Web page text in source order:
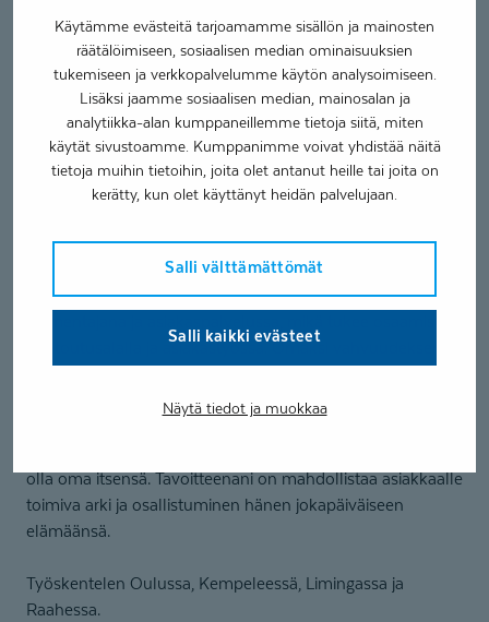
Käytämme evästeitä tarjoamamme sisällön ja mainosten
räätälöimiseen, sosiaalisen median ominaisuuksien
tukemiseen ja verkkopalvelumme käytön analysoimiseen.
Lisäksi jaamme sosiaalisen median, mainosalan ja
analytiikka-alan kumppaneillemme tietoja siitä, miten
käytät sivustoamme. Kumppanimme voivat yhdistää näitä
tietoja muihin tietoihin, joita olet antanut heille tai joita on
kerätty, kun olet käyttänyt heidän palvelujaan.
Salli välttämättömät
Salli kaikki evästeet
Näytä tiedot ja muokkaa
Toimipaikat
Coronaria kuntoutus- ja terapiapalvelut Oulu -
Lamellitalo
Kielitaito
Olen valmistunut toimintaterapeutiksi talvella 2022.
Aikaisemmin olen työskennellyt henkilökohtaisena
kuntoutusalalla ja asiakastyössä. Omaksi vahvuudekseni
hyvä vuorovaikutussuhde on mielestäni yksi keskeisin osa
olla oma itsensä. Tavoitteenani on mahdollistaa asiakkaalle
toimiva arki ja osallistuminen hänen jokapäiväiseen
elämäänsä.
Työskentelen Oulussa, Kempeleessä, Limingassa ja
Raahessa.